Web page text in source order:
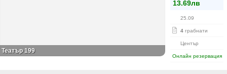
13.69лв
25.09
4 грабнати
Център
Онлайн резервация
Театър 199